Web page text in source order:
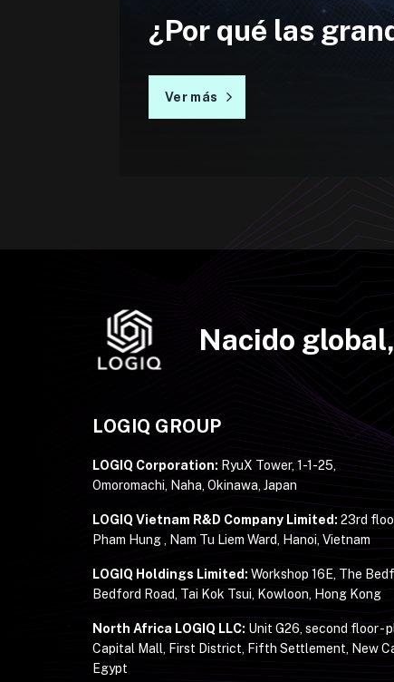
¿Por qué las
Ver más
Nacido
LOGIQ GROUP
LOGIQ Corporation: RyuX Tower, 1-1-25,
Omoromachi, Naha, Okinawa, Japan
LOGIQ Vietnam R&D Company Limited: 23rd
Pham Hung , Nam Tu Liem Ward, Hanoi, Vietnam
LOGIQ Holdings Limited: Workshop 16E, The
Bedford Road, Tai Kok Tsui, Kowloon, Hong Kong
North Africa LOGIQ LLC:Unit G26, second floor -
Capital Mall, First District, Fifth Settlement, New
Egypt